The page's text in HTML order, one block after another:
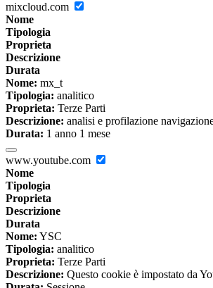
mixcloud.com
Nome
Tipologia
Proprieta
Descrizione
Durata
Nome: mx_t
Tipologia: analitico
Proprieta: Terze Parti
Descrizione: analisi e profilazione
Durata: 1 anno 1 mese
www.youtube.com
Nome
Tipologia
Proprieta
Descrizione
Durata
Nome: YSC
Tipologia: analitico
Proprieta: Terze Parti
Descrizione: Questo cookie è impostato da